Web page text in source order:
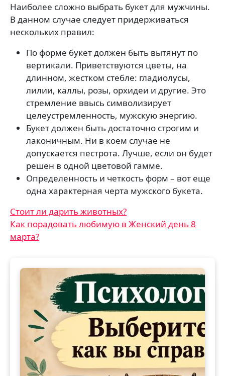
Наиболее сложно выбрать букет для мужчины.
В данном случае следует придерживаться
нескольких правил:
По форме букет должен быть вытянут по
вертикали. Приветствуются цветы, на
длинном, жестком стебле: гладиолусы,
лилии, каллы, розы, орхидеи и другие. Это
стремление ввысь символизирует
целеустремленность, мужскую энергию.
Букет должен быть достаточно строгим и
лаконичным. Ни в коем случае не
допускается пестрота. Лучше, если он будет
решен в одной цветовой гамме.
Определенность и четкость форм – вот еще
одна характерная черта мужского букета.
Навигация
по
записям
Стоит ли дарить животных?
Как порадовать любимую в Женский день 8
марта?